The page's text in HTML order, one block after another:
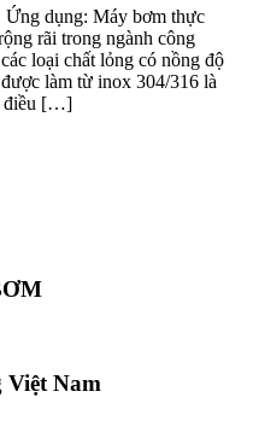
dụng: Máy bơm thực
rãi trong ngành công
loại chất lỏng có nồng độ
làm từ inox 304/316 là
điều […]
Việt Nam